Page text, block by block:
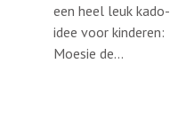
een heel leuk kado-
idee voor kinderen:
Moesie de...